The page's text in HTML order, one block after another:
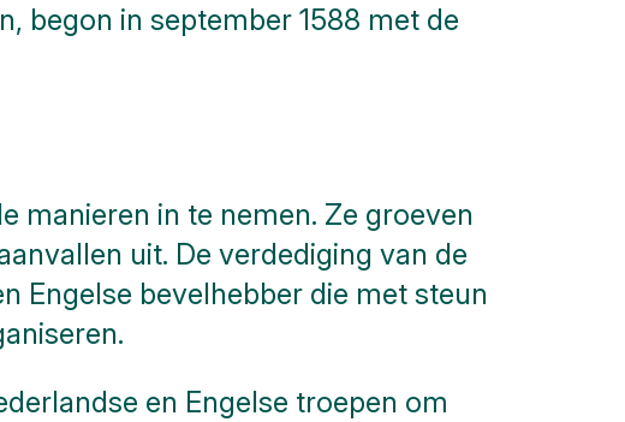
begon in september 1588 met de
manieren in te nemen. Ze groeven
uit. De verdediging van de
Engelse bevelhebber die met steun
en Engelse troepen om